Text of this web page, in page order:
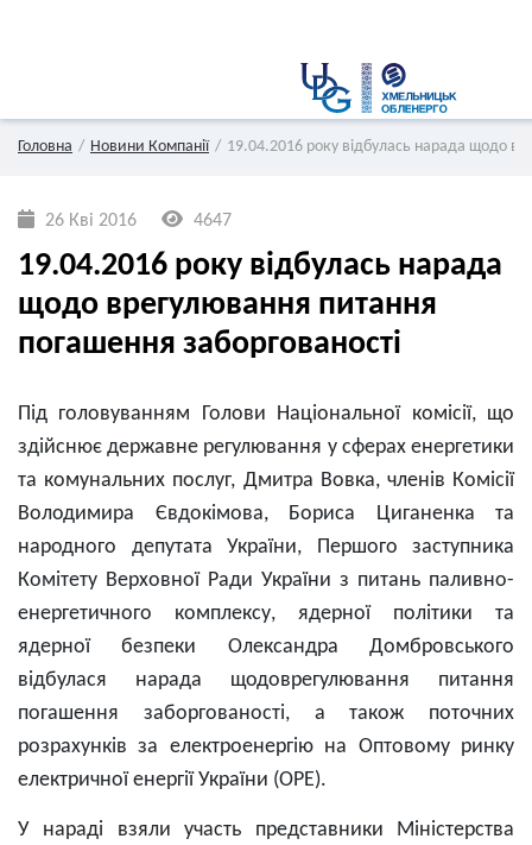
Головна Новини Компанії 19.04.2016 року відбулась нарада щодо
26 Кві 2016 4647
19.04.2016 року відбулась нарада
щодо врегулювання питання
погашення заборгованості
Під головуванням Голови Національної комісії, що
здійснює державне регулювання у сферах енергетики
та комунальних послуг, Дмитра Вовка, членів Комісії
Володимира Євдокімова, Бориса Циганенка та
народного депутата України, Першого заступника
Комітету Верховної Ради України з питань паливно-
енергетичного комплексу, ядерної політики та
ядерної безпеки Олександра Домбровського
відбулася нарада щодоврегулювання питання
погашення заборгованості, а також поточних
розрахунків за електроенергію на Оптовому ринку
електричної енергії України (ОРЕ).
У нараді взяли участь представники Міністерства